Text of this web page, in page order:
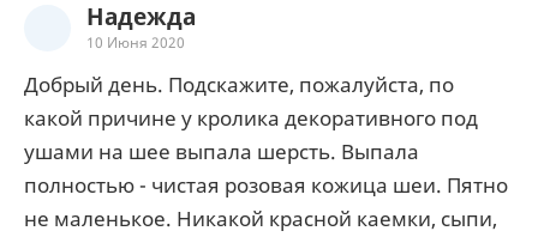
Надежда
10 Июня 2020
Добрый день. Подскажите, пожалуйста, по
какой причине у кролика декоративного под
ушами на шее выпала шерсть. Выпала
полностью - чистая розовая кожица шеи. Пятно
не маленькое. Никакой красной каемки, сыпи,